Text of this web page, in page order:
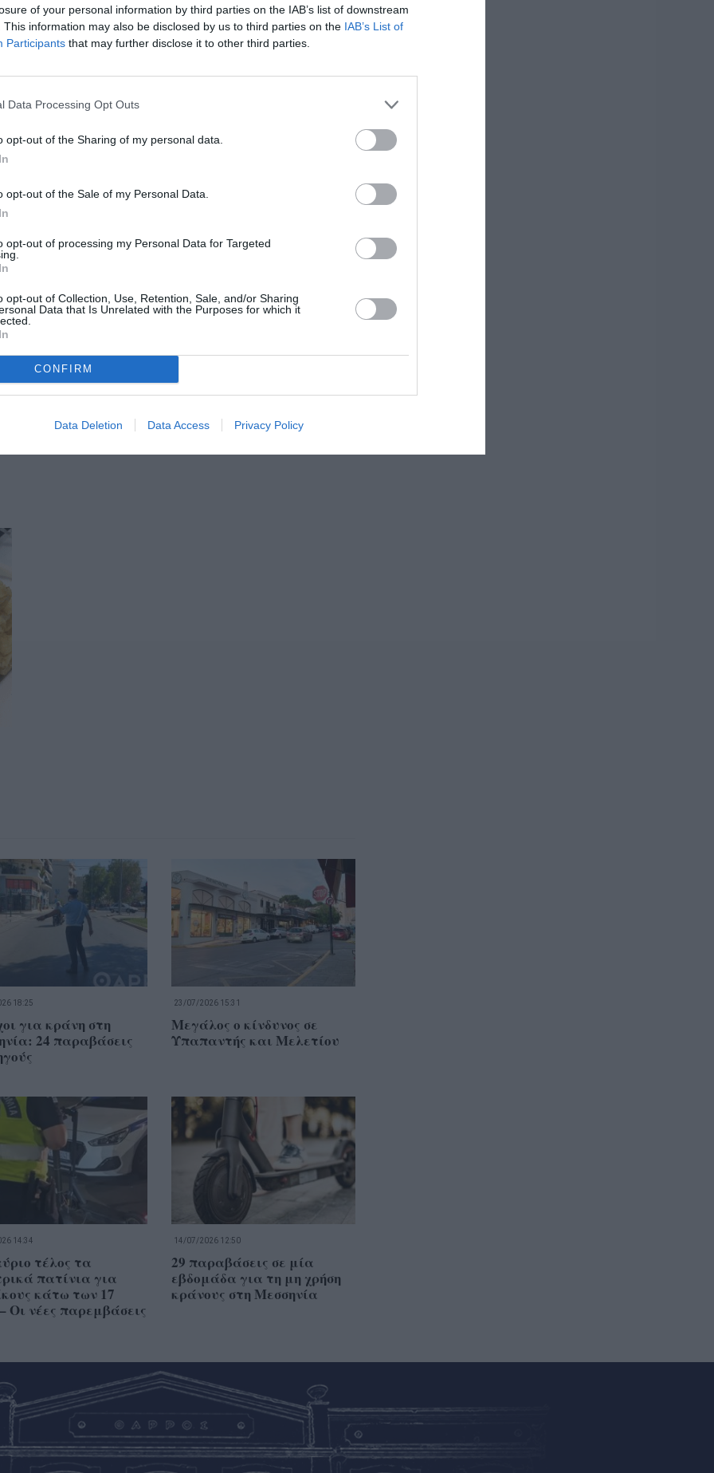
of your personal information by third parties on the IAB’s list of downstream
This information may also be disclosed by us to third parties on the IAB’s List of
Participants that may further disclose it to other third parties.
Data Processing Opt Outs
opt-out of the Sharing of my personal data.
opt-out of the Sale of my Personal Data.
opt-out of processing my Personal Data for Targeted
opt-out of Collection, Use, Retention, Sale, and/or Sharing
Data that Is Unrelated with the Purposes for which it
CONFIRM
Data Deletion Data Access Privacy Policy
με συναρμόδιους φορείς, με σκοπό την ενίσχυση της
ευθύνης.
ο αριθμός νεκρών και σοβαρά τραυματιών από
τη μη χρήση κράνους να αποτελεί καθοριστικό
η Πολιτεία δίνει σαφές μήνυμα μηδενικής
την ανάγκη για αυστηρότερο,
ικανό να ανταποκριθεί στους σημερινούς κινδύνους
δίκτυα.
ενεργά στη νέα αυτή θεσμική και
στην προστασία της ανθρώπινης ζωής, θα βρίσκεται
και συνέπεια, προκειμένου να διασφαλίσει την
κράνους.
18:25
για κράνη στη
24 παραβάσεις
23/07/2026 15:31
Μεγάλος ο κίνδυνος σε
Υπαπαντής και Μελετίου
14:34
τέλος τα
πατίνια για
κάτω των 17
Οι νέες παρεμβάσεις
14/07/2026 12:50
29 παραβάσεις σε μία
εβδομάδα για τη μη χρήση
κράνους στη Μεσσηνία